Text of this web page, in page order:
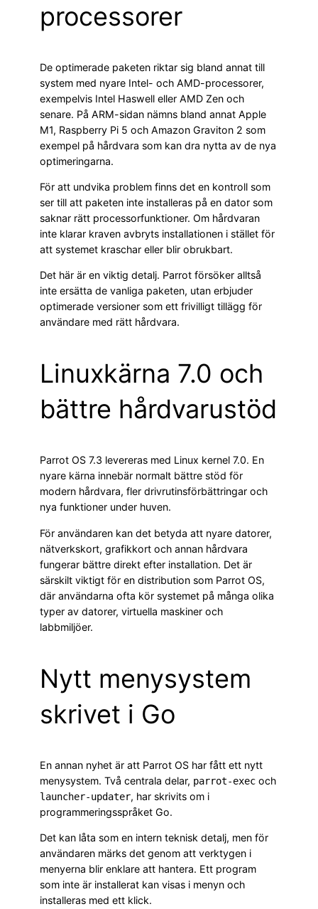
processorer
De optimerade paketen riktar sig bland annat till
system med nyare Intel- och AMD-processorer,
exempelvis Intel Haswell eller AMD Zen och
senare. På ARM-sidan nämns bland annat Apple
M1, Raspberry Pi 5 och Amazon Graviton 2 som
exempel på hårdvara som kan dra nytta av de nya
optimeringarna.
För att undvika problem finns det en kontroll som
ser till att paketen inte installeras på en dator som
saknar rätt processorfunktioner. Om hårdvaran
inte klarar kraven avbryts installationen i stället för
att systemet kraschar eller blir obrukbart.
Det här är en viktig detalj. Parrot försöker alltså
inte ersätta de vanliga paketen, utan erbjuder
optimerade versioner som ett frivilligt tillägg för
användare med rätt hårdvara.
Linuxkärna 7.0 och
bättre hårdvarustöd
Parrot OS 7.3 levereras med Linux kernel 7.0. En
nyare kärna innebär normalt bättre stöd för
modern hårdvara, fler drivrutinsförbättringar och
nya funktioner under huven.
För användaren kan det betyda att nyare datorer,
nätverkskort, grafikkort och annan hårdvara
fungerar bättre direkt efter installation. Det är
särskilt viktigt för en distribution som Parrot OS,
där användarna ofta kör systemet på många olika
typer av datorer, virtuella maskiner och
labbmiljöer.
Nytt menysystem
skrivet i Go
En annan nyhet är att Parrot OS har fått ett nytt
menysystem. Två centrala delar, parrot-exec och
launcher-updater, har skrivits om i
programmeringsspråket Go.
Det kan låta som en intern teknisk detalj, men för
användaren märks det genom att verktygen i
menyerna blir enklare att hantera. Ett program
som inte är installerat kan visas i menyn och
installeras med ett klick.